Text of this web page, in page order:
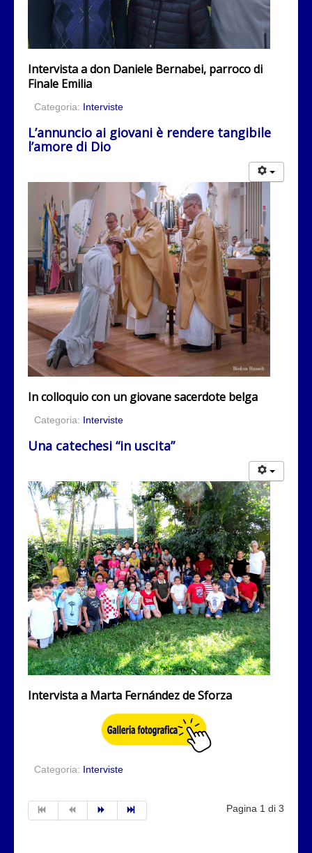
Intervista a don Daniele Bernabei, parroco di
Finale Emilia
Categoria: Interviste
L’annuncio ai giovani è rendere tangibile
l’amore di Dio
In colloquio con un giovane sacerdote belga
Categoria: Interviste
Una catechesi “in uscita”
Intervista a Marta Fernández de Sforza
Categoria: Interviste
Pagina 1 di 3